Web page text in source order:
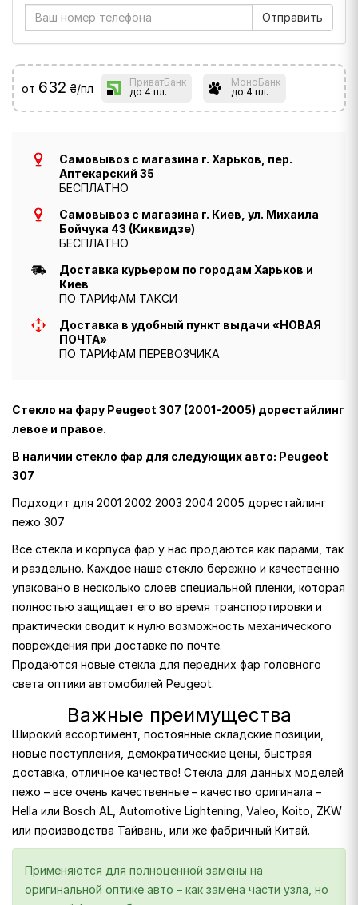
от 632 ₴/пл
ПриватБанк
до 4 пл.
МоноБанк
до 4 пл.
Самовывоз с магазина г. Харьков, пер.
Аптекарский 35
БЕСПЛАТНО
Самовывоз с магазина г. Киев, ул. Михаила
Бойчука 43 (Киквидзе)
БЕСПЛАТНО
Доставка курьером по городам Харьков и
Киев
ПО ТАРИФАМ ТАКСИ
Доставка в удобный пункт выдачи «НОВАЯ
ПОЧТА»
ПО ТАРИФАМ ПЕРЕВОЗЧИКА
Стекло на фару Peugeot 307 (2001-2005) дорестайлинг
левое и правое.
В наличии стекло фар для следующих авто: Peugeot
307
Подходит для 2001 2002 2003 2004 2005 дорестайлинг
пежо 307
Все стекла и корпуса фар у нас продаются как парами, так
и раздельно. Каждое наше стекло бережно и качественно
упаковано в несколько слоев специальной пленки, которая
полностью защищает его во время транспортировки и
практически сводит к нулю возможность механического
повреждения при доставке по почте.
Продаются новые стекла для передних фар головного
света оптики автомобилей Peugeot.
Важные преимущества
Широкий ассортимент, постоянные складские позиции,
новые поступления, демократические цены, быстрая
доставка, отличное качество! Стекла для данных моделей
пежо – все очень качественные – качество оригинала –
Hella или Bosch AL, Automotive Lightening, Valeo, Koito, ZKW
или производства Тайвань, или же фабричный Китай.
Применяются для полноценной замены на
оригинальной оптике авто – как замена части узла, но